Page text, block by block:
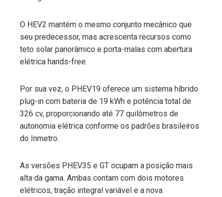
O HEV2 mantém o mesmo conjunto mecânico que
seu predecessor, mas acrescenta recursos como
teto solar panorâmico e porta-malas com abertura
elétrica hands-free.
Por sua vez, o PHEV19 oferece um sistema híbrido
plug-in com bateria de 19 kWh e potência total de
326 cv, proporcionando até 77 quilômetros de
autonomia elétrica conforme os padrões brasileiros
do Inmetro.
As versões PHEV35 e GT ocupam a posição mais
alta da gama. Ambas contam com dois motores
elétricos, tração integral variável e a nova